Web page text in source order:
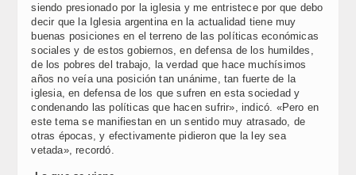
siendo presionado por la iglesia y me entristece por que debo
decir que la Iglesia argentina en la actualidad tiene muy
buenas posiciones en el terreno de las políticas económicas
sociales y de estos gobiernos, en defensa de los humildes,
de los pobres del trabajo, la verdad que hace muchísimos
años no veía una posición tan unánime, tan fuerte de la
iglesia, en defensa de los que sufren en esta sociedad y
condenando las políticas que hacen sufrir», indicó. «Pero en
este tema se manifiestan en un sentido muy atrasado, de
otras épocas, y efectivamente pidieron que la ley sea
vetada», recordó.